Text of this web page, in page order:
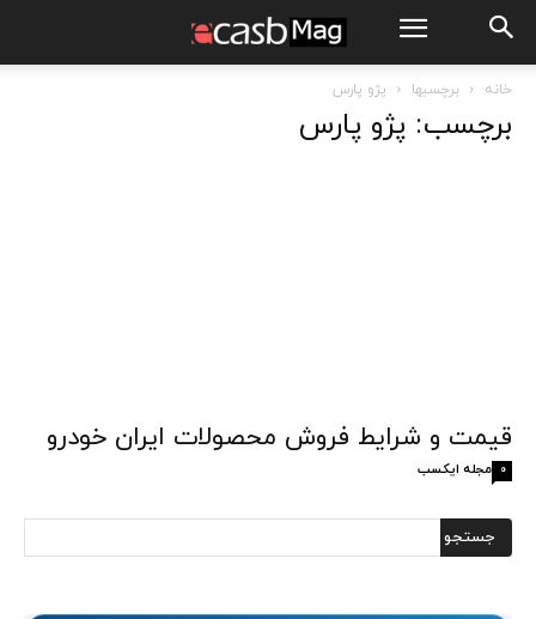
خانه برچسبها پژو پارس
برچسب: پژو پارس
قیمت و شرایط فروش محصولات ایران خودرو
مجله ایکسب 0